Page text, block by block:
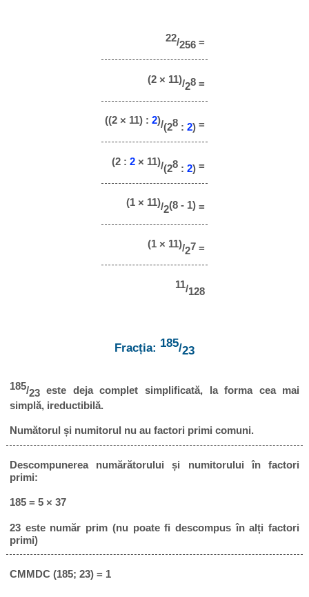
22/256=
(2 × 11)/28=
((2 × 11) : 2)/(28: 2)=
(2 : 2× 11)/(28: 2)=
(1 × 11)/2(8 - 1)=
(1 × 11)/27=
11/128
Fracția: 185/23
185/23este deja complet simplificată, la forma cea mai
simplă, ireductibilă.
Numătorul și numitorul nu au factori primi comuni.
Descompunerea numărătorului și numitorului în factori
primi:
185 = 5 × 37
23 este număr prim (nu poate fi descompus în alți factori
primi)
CMMDC (185; 23) = 1